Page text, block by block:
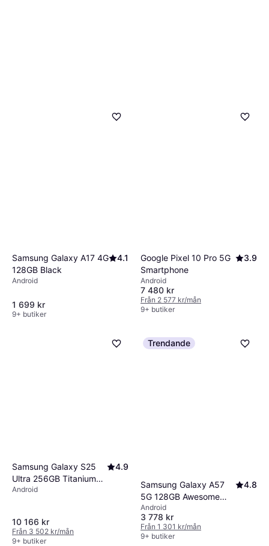
Samsung Galaxy A17 4G
128GB Black
4.1
Android
1 699 kr
9+ butiker
Google Pixel 10 Pro 5G
Smartphone
3.9
Android
7 480 kr
Från 2 577 kr/mån
9+ butiker
Samsung Galaxy S25
Ultra 256GB Titanium
Black
4.9
Android
10 166 kr
Från 3 502 kr/mån
9+ butiker
Trendande
Samsung Galaxy A57
5G 128GB Awesome
Lilac
4.8
Android
3 778 kr
Från 1 301 kr/mån
9+ butiker